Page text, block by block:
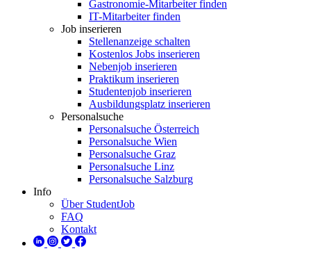
Gastronomie-Mitarbeiter finden
IT-Mitarbeiter finden
Job inserieren
Stellenanzeige schalten
Kostenlos Jobs inserieren
Nebenjob inserieren
Praktikum inserieren
Studentenjob inserieren
Ausbildungsplatz inserieren
Personalsuche
Personalsuche Österreich
Personalsuche Wien
Personalsuche Graz
Personalsuche Linz
Personalsuche Salzburg
Info
Über StudentJob
FAQ
Kontakt